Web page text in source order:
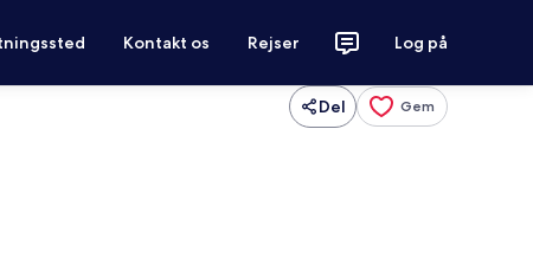
Kontakt os Rejser Log på
Del Gem